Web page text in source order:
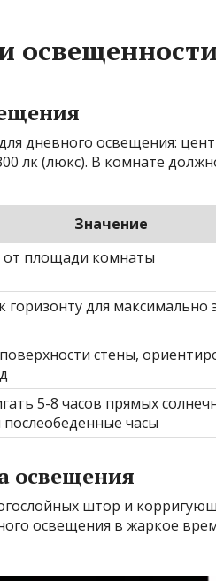
освещенности
дневного освещения:
лк (люкс). В комнате
Значение
от площади комнаты
горизонту для максимально
стены,
5-8 часов прямых
часы
освещения
штор и
освещения в жаркое